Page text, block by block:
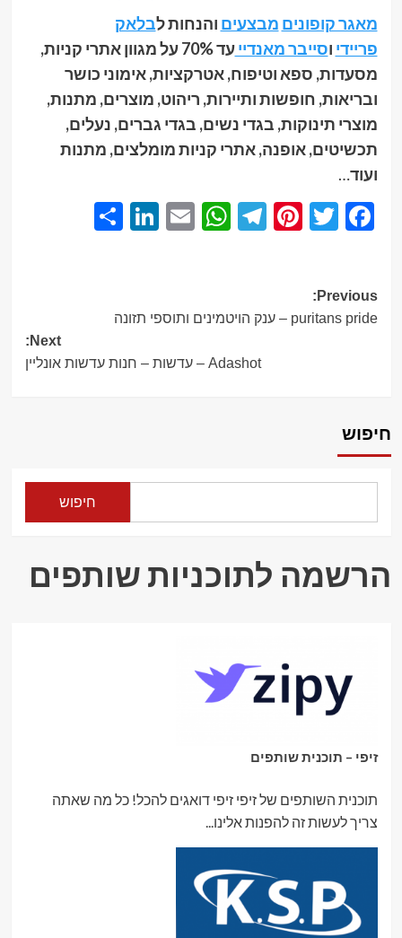
מאגר קופונים מבצעים והנחות לבלאק
פריידי וסייבר מאנדיי
עד 70% על מגוון אתרי קניות,
מסעדות, ספא וטיפוח, אטרקציות, אימוני כושר
ובריאות, חופשות ותיירות, ריהוט, מוצרים, מתנות,
מוצרי תינוקות, בגדי נשים, בגדי גברים, נעלים,
תכשיטים, אופנה, אתרי קניות מומלצים, מתנות
ועוד…
Facebook
Twitter
Pinterest
Telegram
WhatsApp
Email
LinkedIn
Post
navigation
Previous:
puritans pride – ענק הויטמינים ותוספי תזונה
Next:
Adashot – עדשות – חנות עדשות אונליין
חיפוש
חיפוש
הרשמה לתוכניות שותפים
זיפי – תוכנית שותפים
תוכנית השותפים של זיפי זיפי דואגים להכל! כל מה שאתה
צריך לעשות זה להפנות אלינו...